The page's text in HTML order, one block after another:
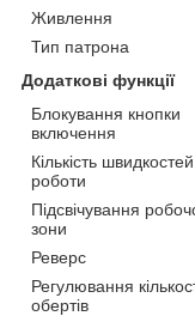
Живлення
Тип патрона
Додаткові функції
Блокування кнопки
включення
Кількість швидкостей
роботи
Підсвічування
зони
Реверс
Регулювання
обертів